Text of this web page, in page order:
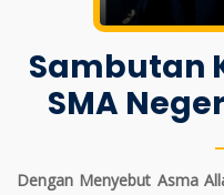
Sambutan
SMA
Dengan Menyebut Asma